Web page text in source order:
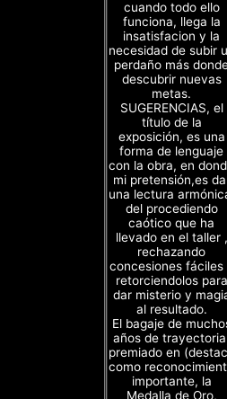
cuando todo ello
funciona, llega la
insatisfacion y la
necesidad de subir
perdaño más
descubrir nuevas
metas.
SUGERENCIAS, el
título de la
exposición, es una
forma de lenguaje
con la obra, en
mi pretensión,es
una lectura
del procediendo
caótico que ha
llevado en el taller ,
rechazando
concesiones fáciles
retorciendolos para
dar misterio y
al resultado.
El bagaje de
años de
premiado en
como
importante, la
Medalla de Oro,